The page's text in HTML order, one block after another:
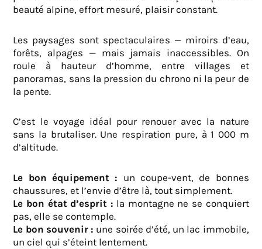
beauté alpine, effort mesuré, plaisir constant.
Les paysages sont spectaculaires — miroirs d’eau,
forêts, alpages — mais jamais inaccessibles. On
roule à hauteur d’homme, entre villages et
panoramas, sans la pression du chrono ni la peur de
la pente.
C’est le voyage idéal pour renouer avec la nature
sans la brutaliser. Une respiration pure, à 1 000 m
d’altitude.
Le bon équipement : un coupe-vent, de bonnes
chaussures, et l’envie d’être là, tout simplement.
Le bon état d’esprit : la montagne ne se conquiert
pas, elle se contemple.
Le bon souvenir : une soirée d’été, un lac immobile,
un ciel qui s’éteint lentement.